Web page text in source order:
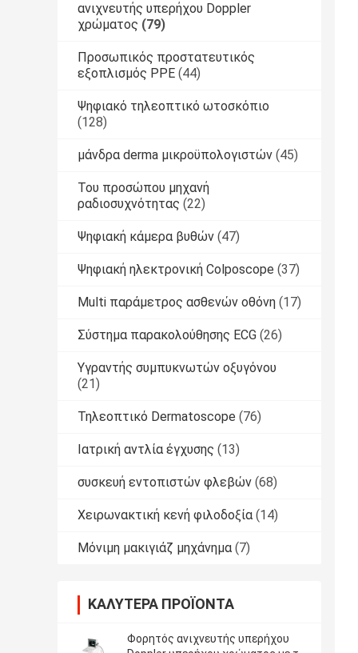
ανιχνευτής υπερήχου Doppler
χρώματος (79)
Προσωπικός προστατευτικός
εξοπλισμός PPE (44)
Ψηφιακό τηλεοπτικό ωτοσκόπιο
(128)
μάνδρα derma μικροϋπολογιστών (45)
Του προσώπου μηχανή
ραδιοσυχνότητας (22)
Ψηφιακή κάμερα βυθών (47)
Ψηφιακή ηλεκτρονική Colposcope (37)
Multi παράμετρος ασθενών οθόνη (17)
Σύστημα παρακολούθησης ECG (26)
Υγραντής συμπυκνωτών οξυγόνου
(21)
Τηλεοπτικό Dermatoscope (76)
Ιατρική αντλία έγχυσης (13)
συσκευή εντοπιστών φλεβών (68)
Χειρωνακτική κενή φιλοδοξία (14)
Μόνιμη μακιγιάζ μηχάνημα (7)
ΚΑΛΎΤΕΡΑ ΠΡΟΪΌΝΤΑ
Φορητός ανιχνευτής υπερήχου